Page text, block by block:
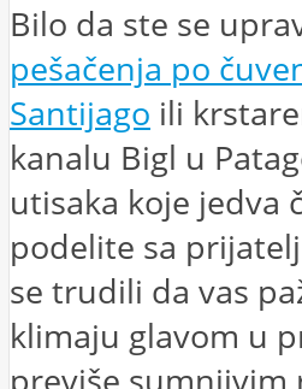
Bilo da ste se
pešačenja po
Santijago ili
kanalu Bigl u
utisaka koje jedva
podelite sa
se trudili da vas
klimaju glavom u